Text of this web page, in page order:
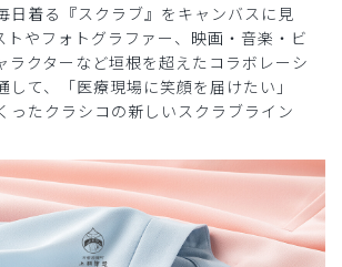
日着る『スクラブ』をキャンバスに見
トやフォトグラファー、映画・音楽・ビ
ラクターなど垣根を超えたコラボレーシ
して、「医療現場に笑顔を届けたい」
ったクラシコの新しいスクラブライン